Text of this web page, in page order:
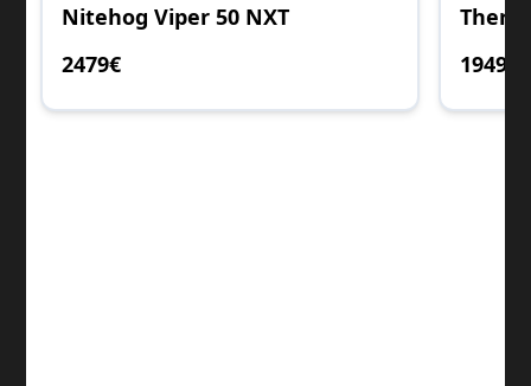
Nitehog Viper 50 NXT
2479€ 1949